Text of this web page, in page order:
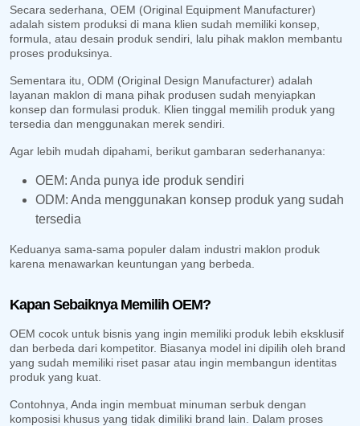
Secara sederhana, OEM (Original Equipment Manufacturer)
adalah sistem produksi di mana klien sudah memiliki konsep,
formula, atau desain produk sendiri, lalu pihak maklon membantu
proses produksinya.
Sementara itu, ODM (Original Design Manufacturer) adalah
layanan maklon di mana pihak produsen sudah menyiapkan
konsep dan formulasi produk. Klien tinggal memilih produk yang
tersedia dan menggunakan merek sendiri.
Agar lebih mudah dipahami, berikut gambaran sederhananya:
OEM: Anda punya ide produk sendiri
ODM: Anda menggunakan konsep produk yang sudah
tersedia
Keduanya sama-sama populer dalam industri maklon produk
karena menawarkan keuntungan yang berbeda.
Kapan Sebaiknya Memilih OEM?
OEM cocok untuk bisnis yang ingin memiliki produk lebih eksklusif
dan berbeda dari kompetitor. Biasanya model ini dipilih oleh brand
yang sudah memiliki riset pasar atau ingin membangun identitas
produk yang kuat.
Contohnya, Anda ingin membuat minuman serbuk dengan
komposisi khusus yang tidak dimiliki brand lain. Dalam proses